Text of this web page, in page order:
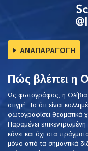
ΑΝΑΠΑΡΑΓΩΓΗ
Πώς βλέπει η
Ως φωτογράφος, η Ολίβια
στιγμή. Το ότι είναι
φωτογραφίσει θεαματικά
Παραμένει
κάνει και όχι στα
μόνο από τα σημαντικά